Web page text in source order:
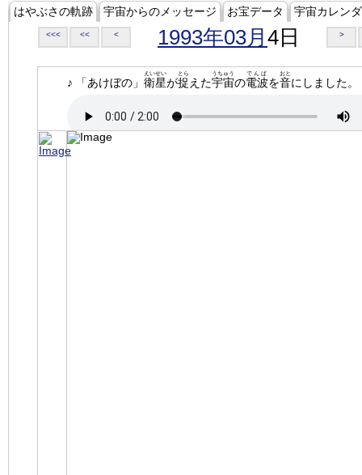
はやぶさの軌跡 宇宙からのメッセージ お宝データ 宇宙カレン
<<< << < 1993年03月 4日 >
♪ 「あけぼの」 衛星
えいせい
が捉
とら
えた宇宙
うちゅう
の電波
でんぱ
を音
おと
にしました。